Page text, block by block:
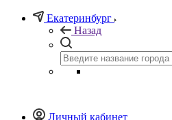
Екатеринбург
Назад
Личный кабинет